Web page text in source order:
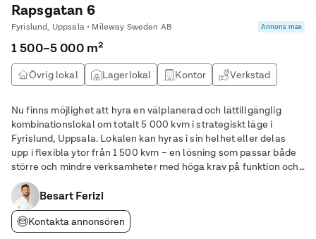
Rapsgatan 6
Fyrislund, Uppsala • Mileway Sweden AB Annons max
1 500–5 000 m²
Övrig lokal Lagerlokal Kontor Verkstad
Nu finns möjlighet att hyra en välplanerad och lättillgänglig
kombinationslokal om totalt 5 000 kvm i strategiskt läge i
Fyrislund, Uppsala. Lokalen kan hyras i sin helhet eller delas
upp i flexibla ytor från 1 500 kvm – en lösning som passar både
större och mindre verksamheter med höga krav på funktion och
tillgänglighet. Lokalens upplägg: • Lager om ca 4 400 kvm i
markplan med ca 7 meters
Besart Ferizi
Kontakta annonsören